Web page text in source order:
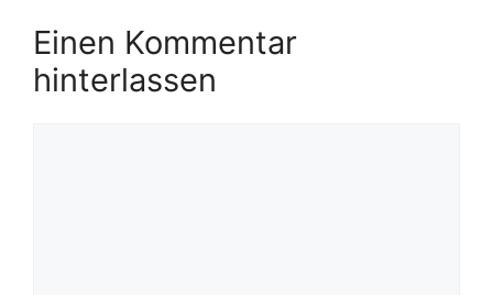
Einen Kommentar
hinterlassen